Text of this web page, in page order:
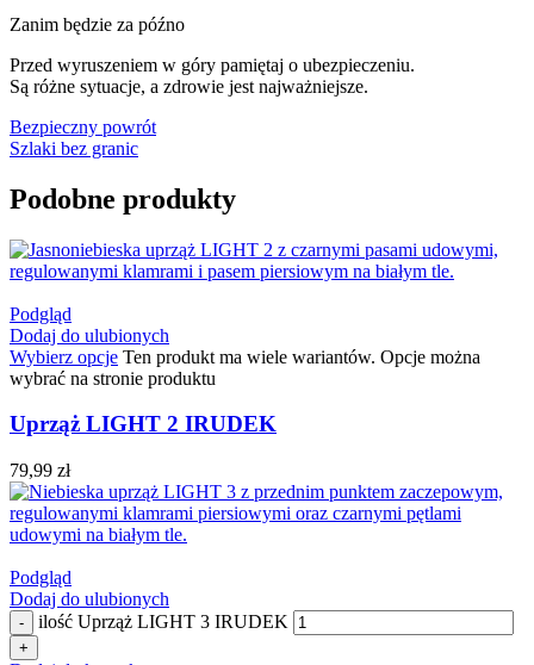
Zanim będzie za późno
Przed wyruszeniem w góry pamiętaj o ubezpieczeniu.
Są różne sytuacje, a zdrowie jest najważniejsze.
Bezpieczny powrót
Szlaki bez granic
Podobne produkty
Podgląd
Dodaj do ulubionych
Wybierz opcje Ten produkt ma wiele wariantów. Opcje można
wybrać na stronie produktu
Uprząż LIGHT 2 IRUDEK
79,99 zł
Podgląd
Dodaj do ulubionych
- ilość Uprząż LIGHT 3 IRUDEK
+